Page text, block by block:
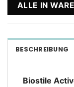
ALLE IN
BESCHREIBUNG
Biostile